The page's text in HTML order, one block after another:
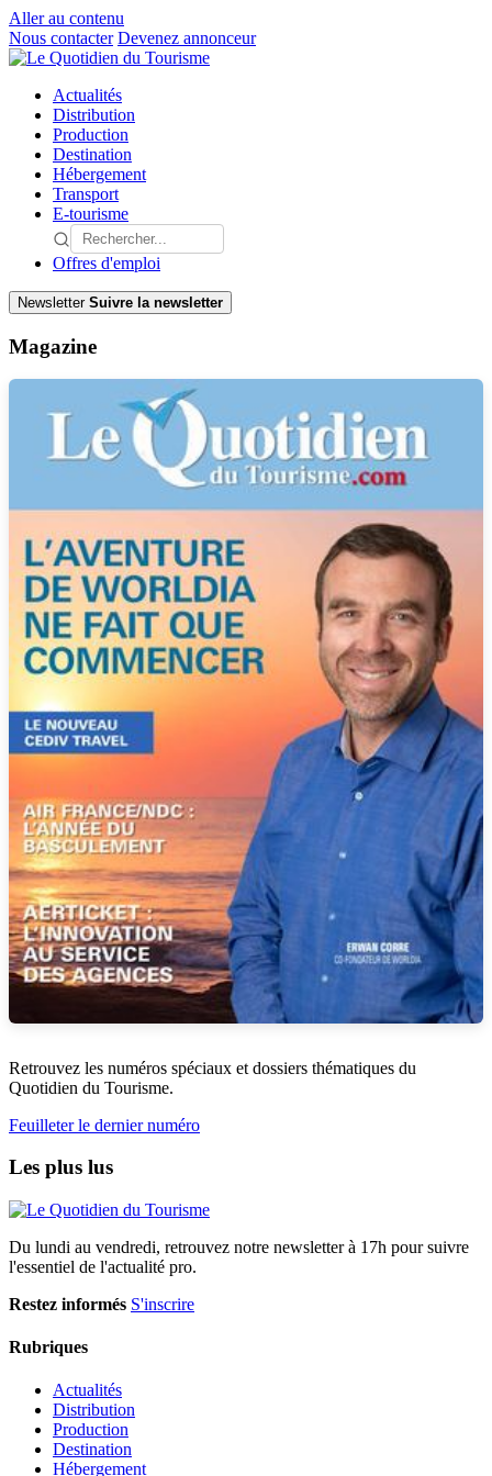
Aller au contenu
Nous contacter Devenez annonceur
Actualités
Distribution
Production
Destination
Hébergement
Transport
E-tourisme
Offres d'emploi
Newsletter Suivre la newsletter
Magazine
Retrouvez les numéros spéciaux et dossiers thématiques du
Quotidien du Tourisme.
Feuilleter le dernier numéro
Les plus lus
Du lundi au vendredi, retrouvez notre newsletter à 17h pour suivre
l'essentiel de l'actualité pro.
Restez informés S'inscrire
Rubriques
Actualités
Distribution
Production
Destination
Hébergement